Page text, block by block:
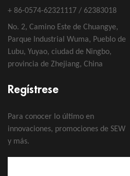
+ 86-0574-62321117 / 62383018
No. 2, Camino Este de Chuangye,
Parque Industrial Wuma, Pueblo de
Lubu, Yuyao, ciudad de Ningbo,
provincia de Zhejiang, China
Regístrese
Para conocer lo último en
innovaciones, promociones de SEW
y más.